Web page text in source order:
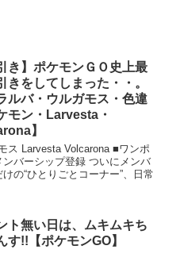
き】ポケモンＧＯ史上最
きをしてしまった・・。
ルバ・ウルガモス・色違
モン・Larvesta・
】
ス Larvesta Volcarona ■ワンポ
バーシップ登録 ついにメンバ
の“ひとりごとコーナー”、日常
ト無い日は、ムキムキち
す!!【ポケモンGO】